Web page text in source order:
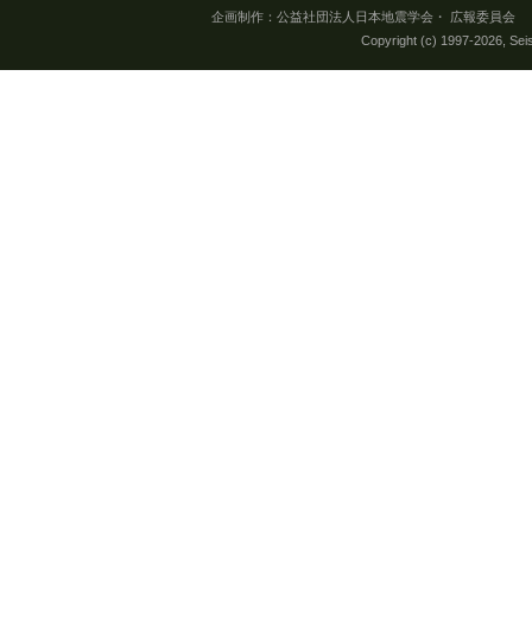
企画制作：公益社団法人日本地震学会・ 広報委員
Copyright (c) 1997-2026,